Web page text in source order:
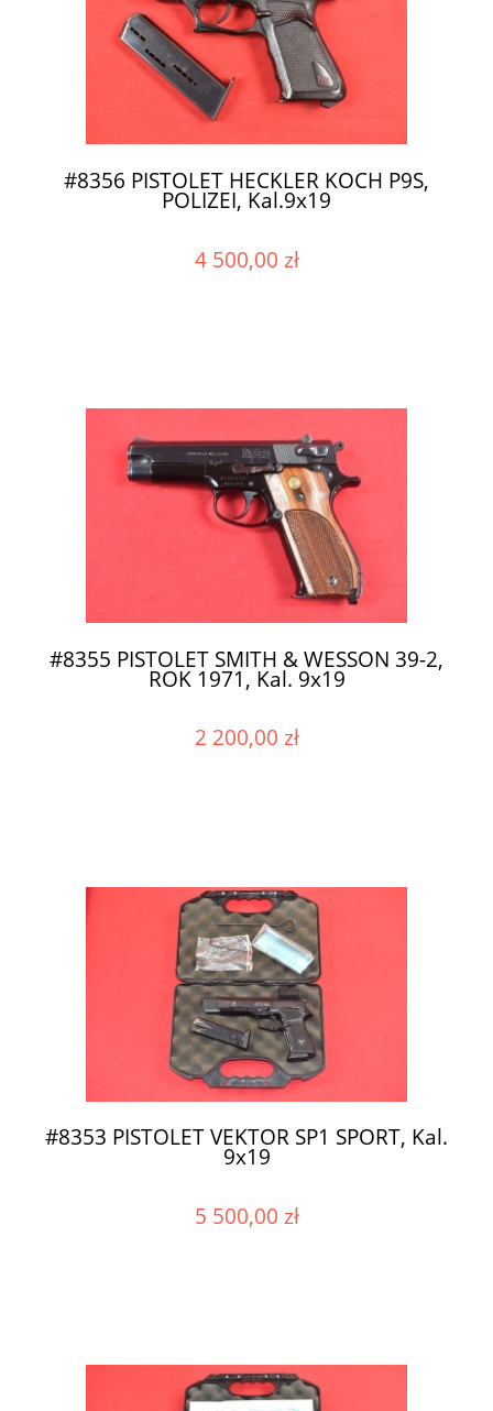
#8356 PISTOLET HECKLER KOCH P9S,
POLIZEI, Kal.9x19
4 500,00 zł
#8355 PISTOLET SMITH & WESSON 39-2,
ROK 1971, Kal. 9x19
2 200,00 zł
#8353 PISTOLET VEKTOR SP1 SPORT, Kal.
9x19
5 500,00 zł